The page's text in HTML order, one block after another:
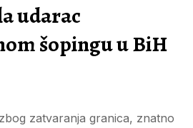
udarac
šopingu u BiH
zatvaranja granica, znatno